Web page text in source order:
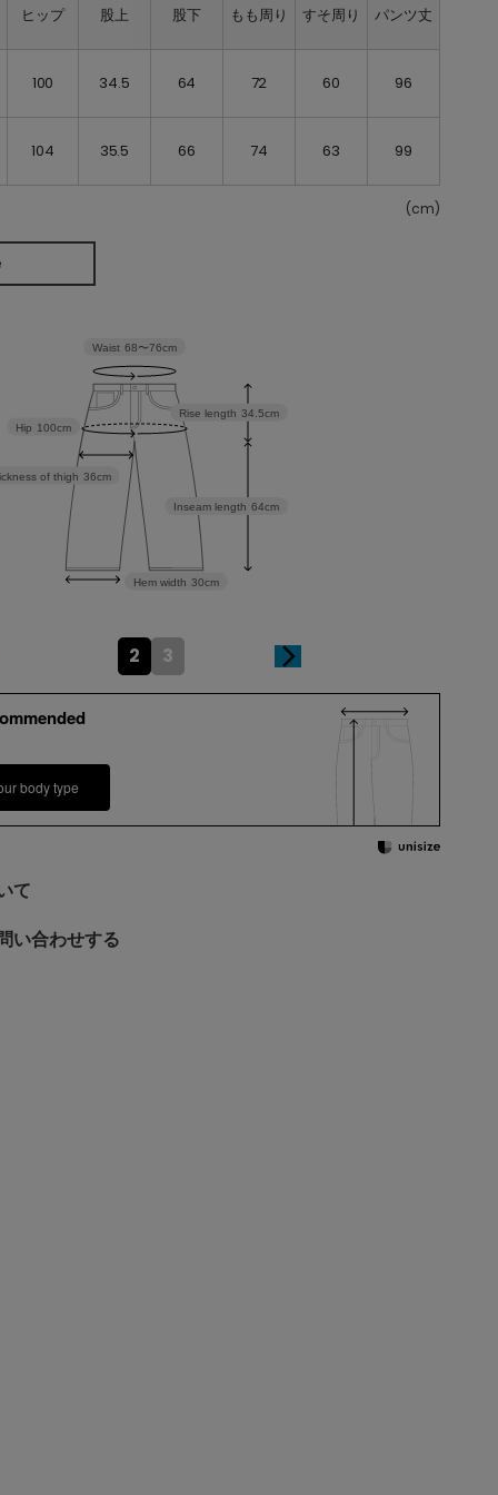
ヒップ 股上 股下 もも周り すそ周り パンツ丈
100 34.5 64 72 60 96
104 35.5 66 74 63 99
(cm)
Inseam length 64cm
Rise length 34.5cm
Hem width 30cm
of thigh 36cm
Hip 100cm
Waist 68〜76cm
2 3
body type
て
い合わせする